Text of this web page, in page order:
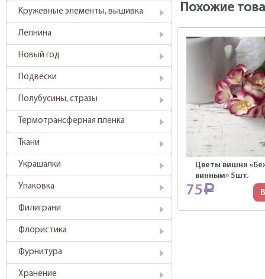
Кружевные элементы, вышивка
Лепнина
Новый год
Подвески
Полубусины, стразы
Термотрансферная пленка
Ткани
Украшалки
Упаковка
Филиграни
Флористика
Фурнитура
Хранение
Похожие
Цветы вишни
винным» 5шт.
75Р